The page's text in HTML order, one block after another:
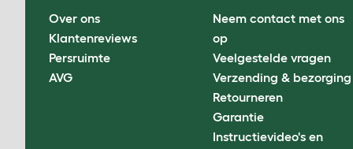
Over ons
Klantenreviews
Persruimte
AVG
Neem contact met ons
op
Veelgestelde vragen
Verzending & bezorging
Retourneren
Garantie
Instructievideo's en